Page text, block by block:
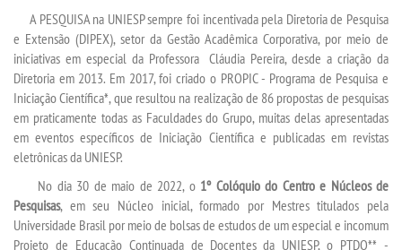
LOGIN
WEBMAIL
PORTAL DE ALUNOS
PORTAL DE PROFESSORES/ACADÊMICO
UNIESP
A PESQUISA na UNIESP sempre foi incentivada pela Diretoria de Pesquisa
e Extensão (DIPEX), setor da Gestão Acadêmica Corporativa, por meio de
iniciativas em especial da Professora Cláudia Pereira, desde a criação da
Diretoria em 2013. Em 2017, foi criado o PROPIC - Programa de Pesquisa e
Iniciação Científica*, que resultou na realização de 86 propostas de pesquisas
em praticamente todas as Faculdades do Grupo, muitas delas apresentadas
em eventos específicos de Iniciação Científica e publicadas em revistas
eletrônicas da UNIESP.
No dia 30 de maio de 2022, o 1º Colóquio do Centro e Núcleos de
Pesquisas, em seu Núcleo inicial, formado por Mestres titulados pela
Universidade Brasil por meio de bolsas de estudos de um especial e incomum
Projeto de Educação Continuada de Docentes da UNIESP, o PTDO** -